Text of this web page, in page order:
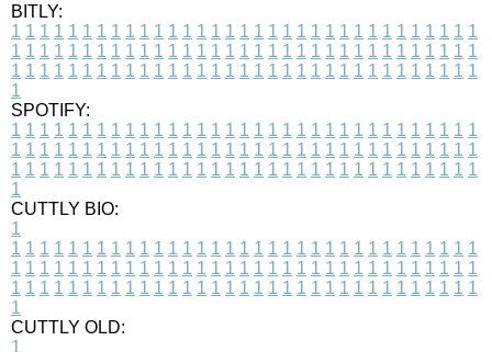
BITLY:
1 1 1 1 1 1 1 1 1 1 1 1 1 1 1 1 1 1 1 1 1 1 1 1 1 1 1 1 1 1 1 1 1
1 1 1 1 1 1 1 1 1 1 1 1 1 1 1 1 1 1 1 1 1 1 1 1 1 1 1 1 1 1 1 1 1
1 1 1 1 1 1 1 1 1 1 1 1 1 1 1 1 1 1 1 1 1 1 1 1 1 1 1 1 1 1 1 1 1
1
SPOTIFY:
1 1 1 1 1 1 1 1 1 1 1 1 1 1 1 1 1 1 1 1 1 1 1 1 1 1 1 1 1 1 1 1 1
1 1 1 1 1 1 1 1 1 1 1 1 1 1 1 1 1 1 1 1 1 1 1 1 1 1 1 1 1 1 1 1 1
1 1 1 1 1 1 1 1 1 1 1 1 1 1 1 1 1 1 1 1 1 1 1 1 1 1 1 1 1 1 1 1 1
1
CUTTLY BIO:
1
1 1 1 1 1 1 1 1 1 1 1 1 1 1 1 1 1 1 1 1 1 1 1 1 1 1 1 1 1 1 1 1 1
1 1 1 1 1 1 1 1 1 1 1 1 1 1 1 1 1 1 1 1 1 1 1 1 1 1 1 1 1 1 1 1 1
1 1 1 1 1 1 1 1 1 1 1 1 1 1 1 1 1 1 1 1 1 1 1 1 1 1 1 1 1 1 1 1 1
1
CUTTLY OLD:
1